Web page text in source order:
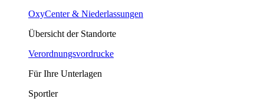
OxyCenter & Niederlassungen
Übersicht der Standorte
Verordnungsvordrucke
Für Ihre Unterlagen
Sportler